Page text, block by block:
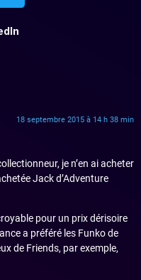
18 septembre 2015 à 14 h 38 min
je n’en ai acheter
Jack d’Adventure
pour un prix dérisoire
a préféré les Funko de
de Friends, par exemple,